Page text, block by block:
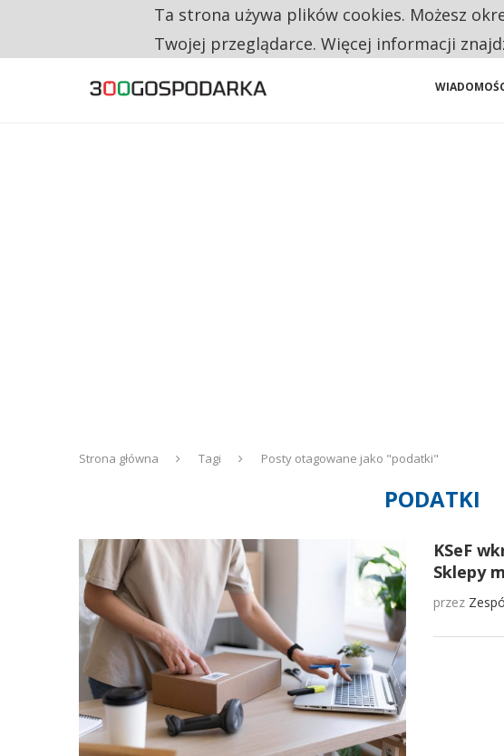
TRZECH NA CZTERECH PONOWNIE ZAŁOŻYŁOBY WŁASNĄ
RESTRYKCJE CHIN UDERZAJĄ W EUROPEJSKI PRZEMYSŁ. NA
Strona główna Tagi Posty otagowane jako "podatki"
PODATKI
KSeF
Sklepy
przez
Ta strona używa plików cookies. Możesz
Twojej przeglądarce. Więcej informacji